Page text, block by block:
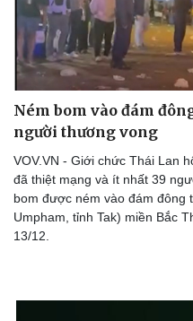
Ném bom vào đám
người thương vong
VOV.VN - Giới chức Thái Lan
đã thiệt mạng và ít nhất 39
bom được ném vào đám đông
Umpham, tỉnh Tak) miền Bắc
13/12.